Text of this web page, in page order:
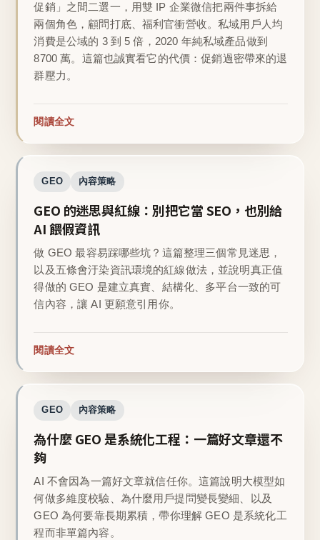
促銷」之間二選一，用雙 IP 企業微信把兩件事拆給
兩個角色，顧問打底、福利官衝營收。私域用戶人均
消費是公域的 3 到 5 倍，2020 年純私域產品做到
8700 萬。這篇也誠實看它的代價：促銷過密帶來的退
群壓力。
閱讀全文
GEO 內容策略
GEO 的迷思與紅線：別把它當 SEO，也別給
AI 餵假資訊
做 GEO 最容易踩哪些坑？這篇整理三個常見迷思，
以及五條會汙染資訊環境的紅線做法，並說明真正值
得做的 GEO 是建立真實、結構化、多平台一致的可
信內容，讓 AI 更願意引用你。
閱讀全文
GEO 內容策略
為什麼 GEO 是系統化工程：一篇好文章還不
夠
AI 不會因為一篇好文章就信任你。這篇說明大模型如
何做多維度校驗、為什麼用戶提問變長變細、以及
GEO 為何要靠長期累積，帶你理解 GEO 是系統化工
程而非單篇內容。